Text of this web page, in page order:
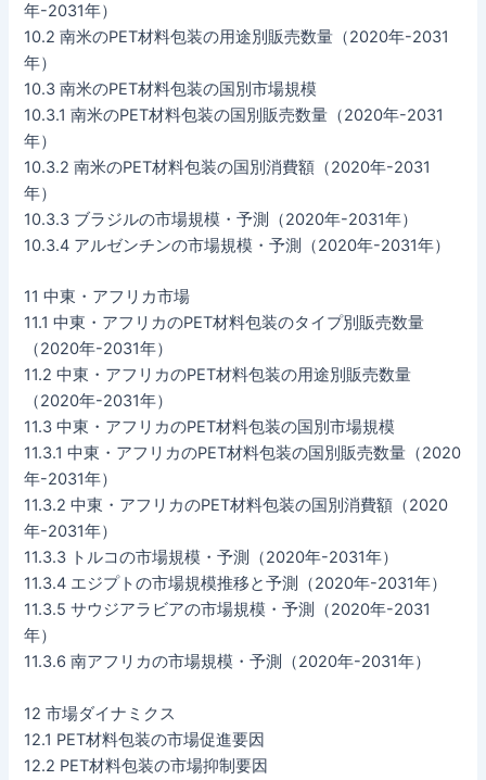
年-2031年）
10.2 南米のPET材料包装の用途別販売数量（2020年-2031
年）
10.3 南米のPET材料包装の国別市場規模
10.3.1 南米のPET材料包装の国別販売数量（2020年-2031
年）
10.3.2 南米のPET材料包装の国別消費額（2020年-2031
年）
10.3.3 ブラジルの市場規模・予測（2020年-2031年）
10.3.4 アルゼンチンの市場規模・予測（2020年-2031年）
11 中東・アフリカ市場
11.1 中東・アフリカのPET材料包装のタイプ別販売数量
（2020年-2031年）
11.2 中東・アフリカのPET材料包装の用途別販売数量
（2020年-2031年）
11.3 中東・アフリカのPET材料包装の国別市場規模
11.3.1 中東・アフリカのPET材料包装の国別販売数量（2020
年-2031年）
11.3.2 中東・アフリカのPET材料包装の国別消費額（2020
年-2031年）
11.3.3 トルコの市場規模・予測（2020年-2031年）
11.3.4 エジプトの市場規模推移と予測（2020年-2031年）
11.3.5 サウジアラビアの市場規模・予測（2020年-2031
年）
11.3.6 南アフリカの市場規模・予測（2020年-2031年）
12 市場ダイナミクス
12.1 PET材料包装の市場促進要因
12.2 PET材料包装の市場抑制要因